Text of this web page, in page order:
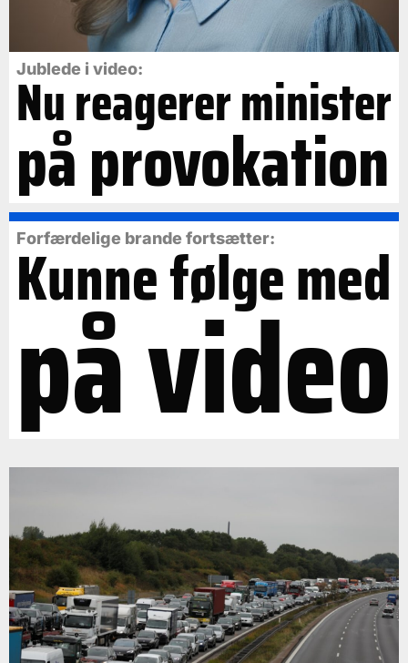
Jublede i video:
Nu reagerer minister
på provokation
Forfærdelige brande fortsætter:
Kunne følge med
på video